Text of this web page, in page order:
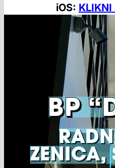
iOS: KLIKNI